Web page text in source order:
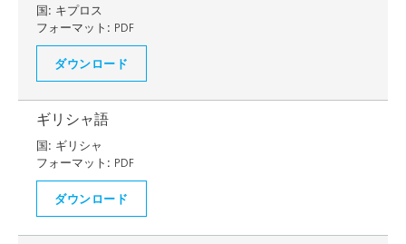
国: キプロス
フォーマット: PDF
ダウンロード
ギリシャ語
国: ギリシャ
フォーマット: PDF
ダウンロード